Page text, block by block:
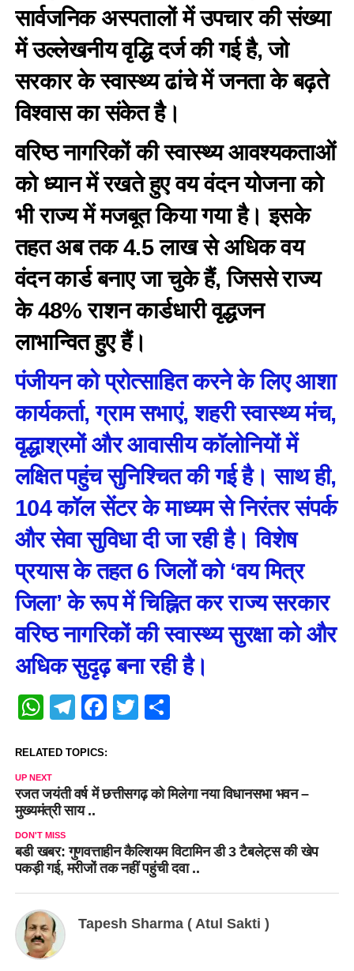
सार्वजनिक अस्पतालों में उपचार की संख्या
में उल्लेखनीय वृद्धि दर्ज की गई है, जो
सरकार के स्वास्थ्य ढांचे में जनता के बढ़ते
विश्वास का संकेत है।
वरिष्ठ नागरिकों की स्वास्थ्य आवश्यकताओं
को ध्यान में रखते हुए वय वंदन योजना को
भी राज्य में मजबूत किया गया है। इसके
तहत अब तक 4.5 लाख से अधिक वय
वंदन कार्ड बनाए जा चुके हैं, जिससे राज्य
के 48% राशन कार्डधारी वृद्धजन
लाभान्वित हुए हैं।
पंजीयन को प्रोत्साहित करने के लिए आशा
कार्यकर्ता, ग्राम सभाएं, शहरी स्वास्थ्य मंच,
वृद्धाश्रमों और आवासीय कॉलोनियों में
लक्षित पहुंच सुनिश्चित की गई है। साथ ही,
104 कॉल सेंटर के माध्यम से निरंतर संपर्क
और सेवा सुविधा दी जा रही है। विशेष
प्रयास के तहत 6 जिलों को ‘वय मित्र
जिला’ के रूप में चिह्नित कर राज्य सरकार
वरिष्ठ नागरिकों की स्वास्थ्य सुरक्षा को और
अधिक सुदृढ़ बना रही है।
WhatsApp
Telegram
Facebook
Twitter
Share
RELATED TOPICS:
UP NEXT
रजत जयंती वर्ष में छत्तीसगढ़ को मिलेगा नया विधानसभा भवन –
मुख्यमंत्री साय ..
DON'T MISS
बडी खबर: गुणवत्ताहीन कैल्शियम विटामिन डी 3 टैबलेट्स की खेप
पकड़ी गई, मरीजों तक नहीं पहुंची दवा ..
Tapesh Sharma ( Atul Sakti )